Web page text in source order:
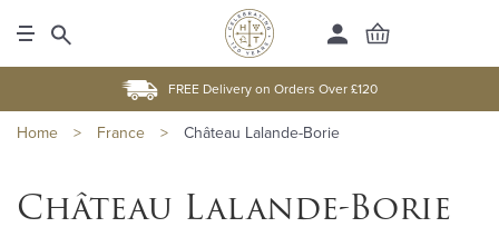
FREE Delivery on Orders Over £120
Home > France > Château Lalande-Borie
Château Lalande-Borie